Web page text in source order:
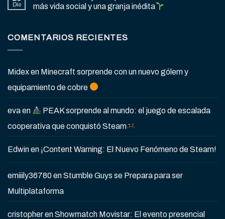
Dic
más vida social y una granja inédita
COMENTARIOS RECIENTES
Midexen Minecraft sorprende con un nuevo gólem y
equipamiento de cobre
evaen
PEAK sorprende al mundo: el juego de escalada
cooperativa que conquistó Steam
Edwinen ¡Content Warning: El Nuevo Fenómeno de Steam!
emiiily36780enStumble Guys se Prepara para ser
Multiplataforma
cristopherenShowmatch Movistar: El evento presencial